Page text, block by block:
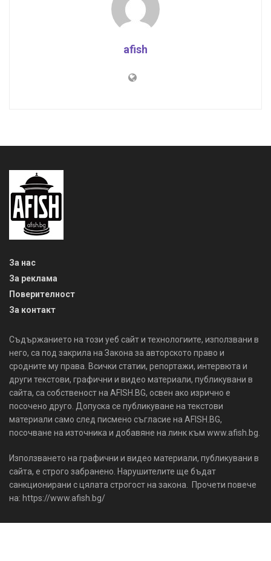
afish
За нас
За реклама
Поверителност
За контакт
Съдържанието на този уеб сайт и технологиите, използвани в
него, са под закрила на Закона за авторското право и
сродните му права. Всички статии, репортажи, интервюта и
други текстови, графични и видео материали, публикувани в
сайта, са собственост на AFISH.BG, освен ако изрично е
посочено друго. Допуска се публикуване на текстови
материали само след писмено съгласие на AFISH.BG,
посочване на източника и добавяне на линк към www.afish.bg.
Използването на графични и видео материали, публикувани в
сайта, е строго забранено. Нарушителите ще бъдат
санкционирани с цялата строгост на закона. Прочети повече
на: https://www.afish.bg/